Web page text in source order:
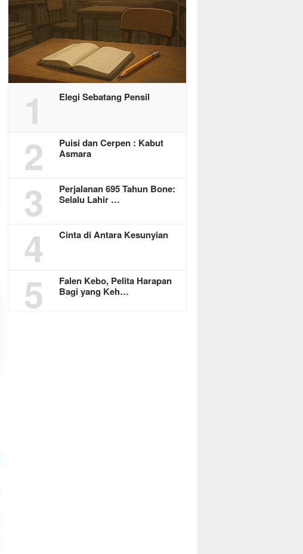
1 Elegi Sebatang Pensil
2
Puisi dan Cerpen : Kabut
Asmara
3
Perjalanan 695 Tahun Bone:
Selalu Lahir …
4 Cinta di Antara Kesunyian
5
Falen Kebo, Pelita Harapan
Bagi yang Keh…